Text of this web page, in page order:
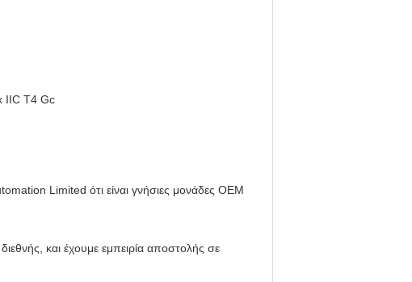
IIC T4 Gc
Limited ότι είναι γνήσιες μονάδες OEM
και έχουμε εμπειρία αποστολής σε